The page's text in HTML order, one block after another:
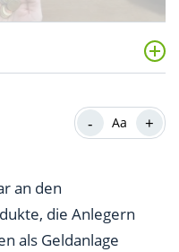
- Aa +
an den
die Anlegern
als Geldanlage